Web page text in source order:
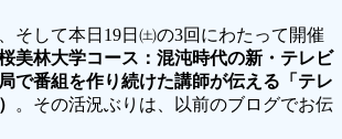
そして本日19日㈯の3回にわたって開催
美林大学コース：混沌時代の新・テレビ
で番組を作り続けた講師が伝える「テレ
。その活況ぶりは、以前のブログでお伝